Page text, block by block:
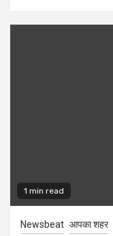
1 min read
Newsbeat आपका शहर